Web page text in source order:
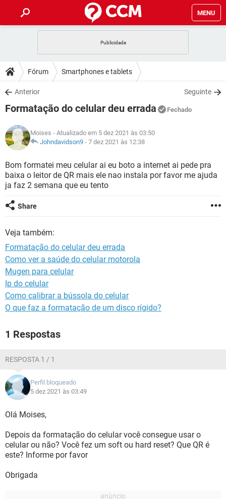
MENU
CELULAR FACEBOOK
OUTLOOK
INSTAGRAM GMAIL
GUIA DE COMPRAS
DICAS
JOGOS WHATSAPP
INSTAGRAM GMAIL
GUIA DE COMPRAS
DOWNLOADS
JOGOS WHATSAPP
CELULAR
OUTLOOK EXCEL
INSTAGRAM
GUIA DE COMPRAS
JOGOS WHATSAPP
CELULAR
OUTLOOK EXCEL
INSTAGRAM
GUIA DE COMPRAS
GLOSSÁRIO
JOGOS WHATSAPP
CELULAR FACEBOOK
INSTAGRAM
GUIA DE COMPRAS
Fórum Smartphones e tablets
Anterior Seguinte
Formatação do celular deu errada Fechado
Moises - Atualizado em 5 dez 2021 às 03:50
Johndavidson9 - 7 dez 2021 às 12:38
Bom formatei meu celular ai eu boto a internet ai pede pra
baixa o leitor de QR mais ele nao instala por favor me ajuda
ja faz 2 semana que eu tento
Share
Veja também:
Formatação do celular deu errada
Como ver a saúde do celular motorola
Mugen para celular
Ip do celular
Como calibrar a bússola do celular
O que faz a formatação de um disco rígido?
1 Respostas
RESPOSTA 1 / 1
Perfil bloqueado
5 dez 2021 às 03:49
Olá Moises,
Depois da formatação do celular você consegue usar o
celular ou não? Você fez um soft ou hard reset? Que QR é
este? Informe por favor
Obrigada